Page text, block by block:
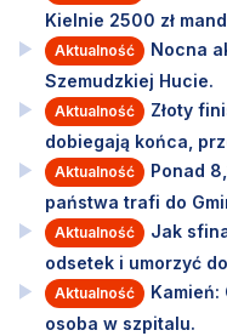
Kielnie 2500 zł
Aktualność
Nocna
Szemudzkiej Hucie.
Aktualność
Złoty
dobiegają końca,
Aktualność
Ponad
państwa trafi do
Aktualność
Jak
odsetek i umorzyć
Aktualność
Kamień:
osoba w szpitalu.